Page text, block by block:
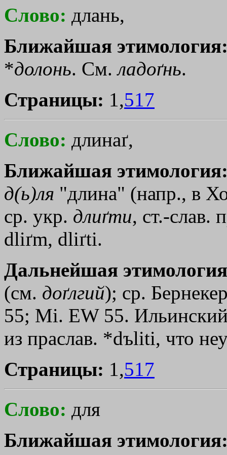
Слово: длань,
Ближайшая
*долонь. См.ладоґнь.
Страницы: 1,517
Слово: длинаґ,
Ближайшая
д(ь)ля "длина" (напр., в
ср. укр. длиґти, ст.-слав.
dliґm, dliґti.
Дальнейшая
(см. доґлгий); ср.
55; Mi. EW 55.
из праслав. *dъliti, что
Страницы: 1,517
Слово: для
Ближайшая